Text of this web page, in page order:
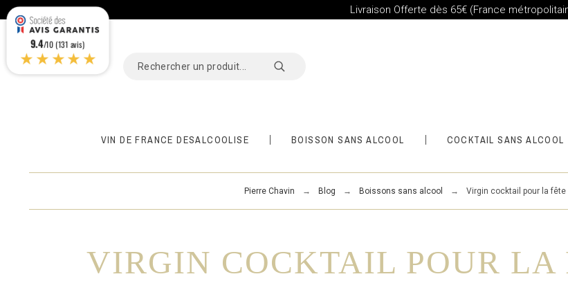
Livraison Offerte dès 65€ (France
VIN DE FRANCE DÉSALCOOLISÉ BOISSON SANS ALCOOL COCKTAIL SANS ALCOOL
Pierre Chavin Blog Boissons sans alcool Virgin cocktail pour la
VIRGIN COCKTAIL POUR LA
9.4/10 (131 avis)
★★★★★